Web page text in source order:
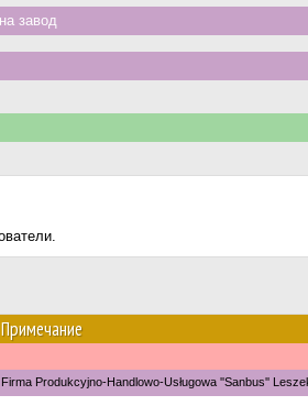
завод
Примечание
Firma Produkcyjno-Handlowo-Usługowa ''Sanbus''